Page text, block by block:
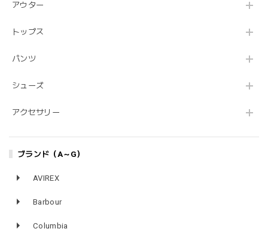
アウター
トップス
パンツ
シューズ
アクセサリー
ブランド（A～G）
AVIREX
Barbour
Columbia